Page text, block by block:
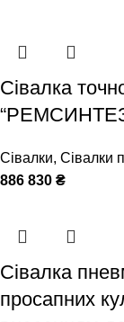
Сівалка
Сівалки, Сівалки
886 830 ₴
Сівалка
просапних